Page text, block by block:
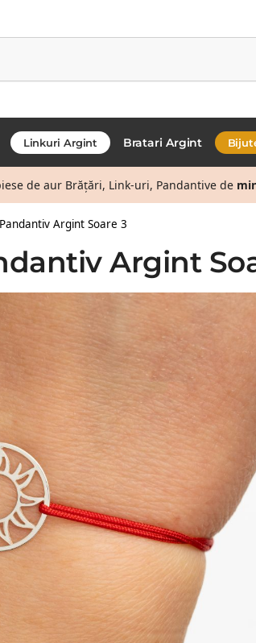
Linkuri Argint Bratari Argint
de aur Brățări, Link-uri, Pandantive de
Argint Soare 3
Argint